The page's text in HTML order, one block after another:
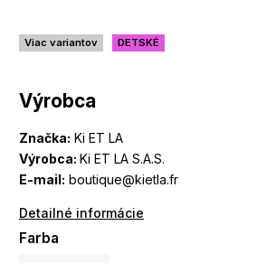
Výrobca
Značka: Ki ET LA
Výrobca: Ki ET LA S.A.S.
E-mail: boutique@kietla.fr
Detailné informácie
Viac variantov DETSKÉ
Farba